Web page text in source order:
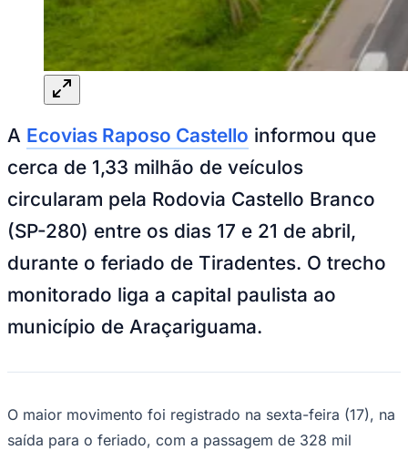
Hub de Negócios
Guia Comercial
Selo Verificado
Portal Educacional
Agenda de Vestibulares
Vagas de Emprego
Panorama Econômico
Panorama Econômico
Para Sua Empresa
Anuncie no Portal
Verificar EmpresaNovo
Publicidade Legal
NBA
NFL
UFC
MLB
NHL
Atletismo
A Ecovias Raposo Castello informou que
cerca de 1,33 milhão de veículos
circularam pela Rodovia Castello Branco
(SP-280) entre os dias 17 e 21 de abril,
durante o feriado de Tiradentes. O trecho
monitorado liga a capital paulista ao
município de Araçariguama.
O maior movimento foi registrado na sexta-feira (17), na
saída para o feriado, com a passagem de 328 mil